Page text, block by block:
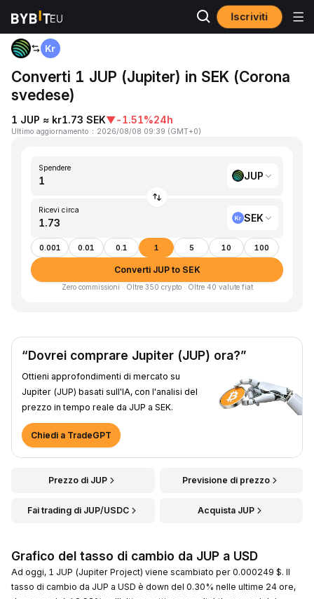
Iscriviti
Home JUP to SEK
Converti 1 JUP (Jupiter) in SEK (Corona
svedese)
1 JUP ≈ kr1.73 SEK▼-1.51%24h
Ultimo aggiornamento ： 2026/08/08 09:39 (GMT+0)
Spendere
JUP
Ricevi circa
SEK
0.001 0.01 0.1 1 5 10 100
Converti JUP to SEK
Zero commissioni · Oltre 350 crypto · Oltre 40 valute fiat
“Dovrei comprare Jupiter (JUP) ora?”
Ottieni approfondimenti di mercato su
Jupiter (JUP) basati sull'IA, con l'analisi del
prezzo in tempo reale da JUP a SEK.
Chiedi a TradeGPT
Prezzo di JUP Previsione di prezzo
Fai trading di JUP/USDC Acquista JUP
Grafico del tasso di cambio da JUP a USD
Ad oggi, 1 JUP (Jupiter Project) viene scambiato per 0.000249 $. Il
tasso di cambio da JUP a USD è down del 0.30% nelle ultime 24 ore,